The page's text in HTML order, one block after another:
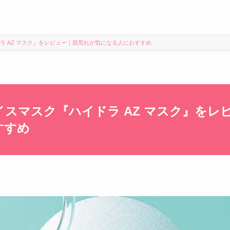
AZ マスク』をレビュー｜肌荒れが気になる人におすすめ
マスク『ハイドラ AZ マスク』をレ
すめ